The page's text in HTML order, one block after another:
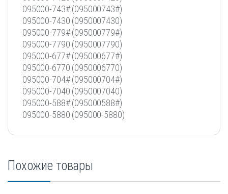
095000-743# (095000743#)
095000-7430 (0950007430)
095000-779# (095000779#)
095000-7790 (0950007790)
095000-677# (095000677#)
095000-6770 (0950006770)
095000-704# (095000704#)
095000-7040 (0950007040)
095000-588# (095000588#)
095000-5880 (095000-5880)
Похожие товары